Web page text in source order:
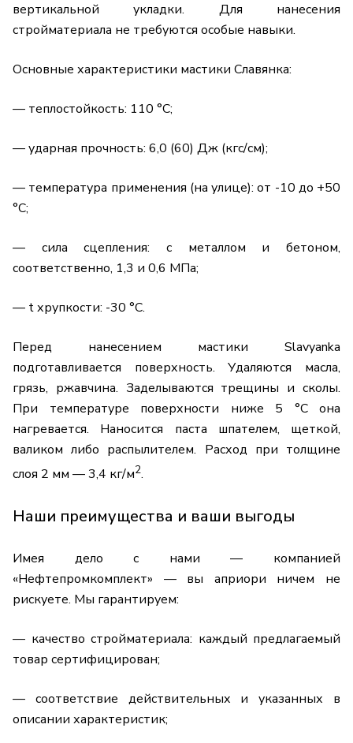
вертикальной укладки. Для нанесения
стройматериала не требуются особые навыки.
Основные характеристики мастики Славянка:
— теплостойкость: 110 °C;
— ударная прочность: 6,0 (60) Дж (кгс/см);
— температура применения (на улице): от -10 до +50
°C;
— сила сцепления: с металлом и бетоном,
соответственно, 1,3 и 0,6 МПа;
— t хрупкости: -30 °C.
Перед нанесением мастики Slavyanka
подготавливается поверхность. Удаляются масла,
грязь, ржавчина. Заделываются трещины и сколы.
При температуре поверхности ниже 5 °C она
нагревается. Наносится паста шпателем, щеткой,
валиком либо распылителем. Расход при толщине
слоя 2 мм — 3,4 кг/м2.
Наши преимущества и ваши выгоды
Имея дело с нами — компанией
«Нефтепромкомплект» — вы априори ничем не
рискуете. Мы гарантируем:
— качество стройматериала: каждый предлагаемый
товар сертифицирован;
— соответствие действительных и указанных в
описании характеристик;